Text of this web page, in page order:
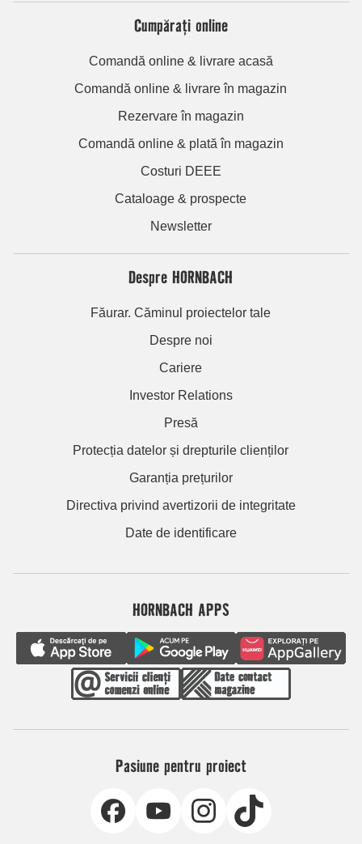
Cumpărați online
Comandă online & livrare acasă
Comandă online & livrare în magazin
Rezervare în magazin
Comandă online & plată în magazin
Costuri DEEE
Cataloage & prospecte
Newsletter
Despre HORNBACH
Făurar. Căminul proiectelor tale
Despre noi
Cariere
Investor Relations
Presă
Protecția datelor și drepturile clienților
Garanția prețurilor
Directiva privind avertizorii de integritate
Date de identificare
HORNBACH APPS
Pasiune pentru proiect